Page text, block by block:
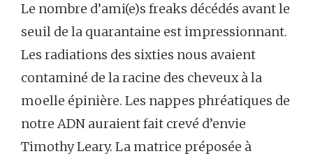
Le nombre d’ami(e)s freaks décédés avant le
seuil de la quarantaine est impressionnant.
Les radiations des sixties nous avaient
contaminé de la racine des cheveux à la
moelle épinière. Les nappes phréatiques de
notre ADN auraient fait crevé d’envie
Timothy Leary. La matrice préposée à